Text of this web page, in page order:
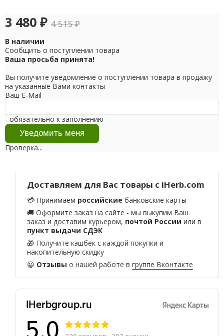
3 480 ₽ 4 515₽
В наличии
Сообщить о поступлении товара
Ваша просьба принята!
Вы получите уведомление о поступлении товара в продажу
на указанные Вами контакты
Ваш E-Mail
- обязательно к заполнению
Проверка...
Доставляем для Вас товары с iHerb.com
💳 Принимаем российские банковские карты
🚚 Оформите заказ на сайте - мы выкупим Ваш
заказ и доставим курьером, почтой России или в
пункт выдачи СДЭК
🎁 Получите кэшбек с каждой покупки и
накопительную скидку
😀 Отзывы о нашей работе вгруппе Вконтакте